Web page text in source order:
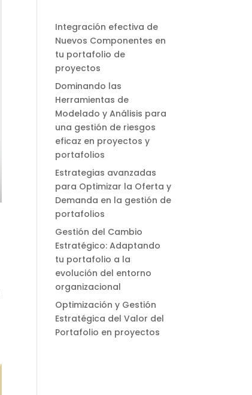
Integración efectiva de
Nuevos Componentes en
tu portafolio de
proyectos
Dominando las
Herramientas de
Modelado y Análisis para
una gestión de riesgos
eficaz en proyectos y
portafolios
Estrategias avanzadas
para Optimizar la Oferta y
Demanda en la gestión de
portafolios
Gestión del Cambio
Estratégico: Adaptando
tu portafolio a la
evolución del entorno
organizacional
Optimización y Gestión
Estratégica del Valor del
Portafolio en proyectos